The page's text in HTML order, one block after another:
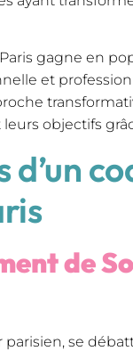
gagne en
et
objectifs
d’un
de
se